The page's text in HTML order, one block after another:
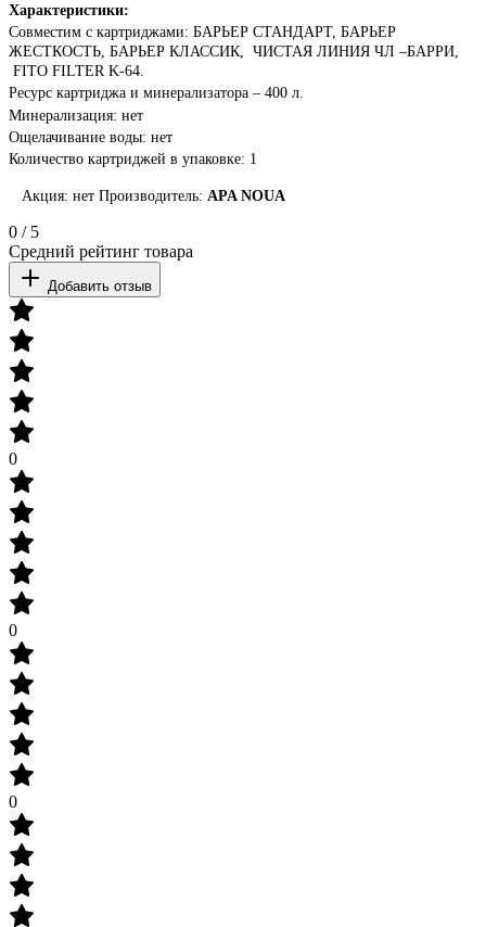
Характеристики:
Совместим с картриджами: БАРЬЕР СТАНДАРТ, БАРЬЕР
ЖЕСТКОСТЬ, БАРЬЕР КЛАССИК, ЧИСТАЯ ЛИНИЯ ЧЛ –БАРРИ,
FITO FILTER K-64.
Ресурс картриджа и минерализатора – 400 л.
Минерализация: нет
Ощелачивание воды: нет
Количество картриджей в упаковке: 1
Акция: нет Производитель: APA NOUA
0 / 5
Средний рейтинг товара
Добавить отзыв
0
0
0